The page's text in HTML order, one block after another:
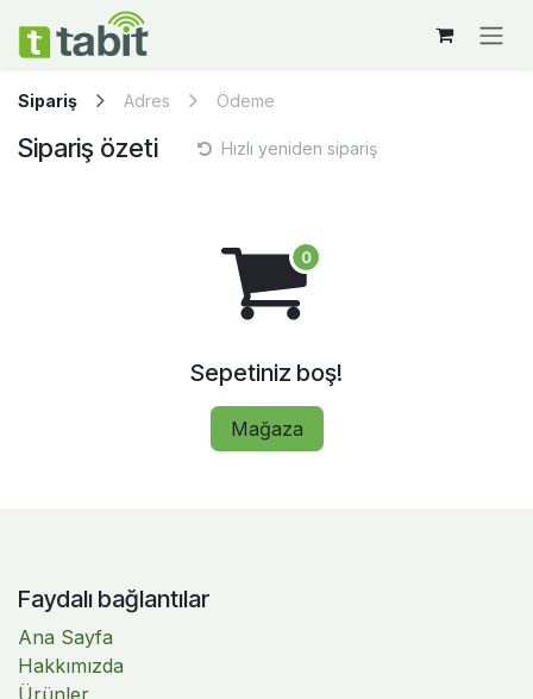
Sipariş Adres Ödeme
Sipariş özeti Hızlı yeniden sipariş
Sepetiniz boş!
Mağaza
Faydalı bağlantılar
Ana Sayfa
Hakkımızda
Ürünler